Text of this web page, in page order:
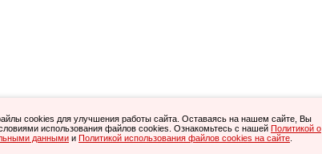
cookies для улучшения работы сайта. Оставаясь на нашем сайте, Вы
использования файлов cookies. Ознакомьтесь с нашей Политикой о
данными и Политикой использования файлов cookies на сайте
права защищены.
С условиями возврата приобретенного ПО Вы можете ознакомитьсяздесь.
, тел. 8-800-505-05-40, (495)845-20-40, (812)615-81-20.